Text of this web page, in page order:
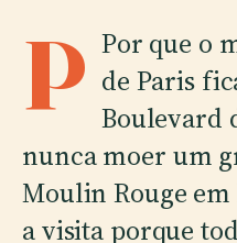
P Por que o
de Paris
Boulevard
nunca moer um
Moulin Rouge
a visita porque